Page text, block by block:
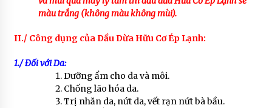
màu trắng (không màu không mùi).
II./ Công dụng của Dầu Dừa Hữu Cơ Ép Lạnh:
1./ Đối với Da:
Dưỡng ẩm cho da và môi.
Chống lão hóa da.
Trị nhăn da, nứt da, vết rạn nứt bà bầu.